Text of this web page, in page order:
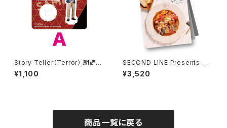
Story Teller（Terror） 朗読・
怪談 -呪- 加藤将之さん柄 アク
リルスタンド
¥1,100
SECOND LINE Presents み
んなに会いに行くよ! 第48回 in
長野 パンフレット
¥3,520
商品一覧に戻る